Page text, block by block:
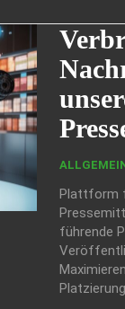
Plattform
Pressemitteilungen
führende